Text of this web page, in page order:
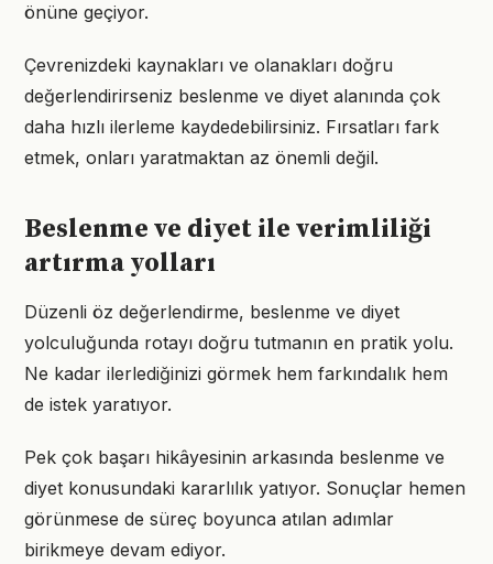
önüne geçiyor.
Çevrenizdeki kaynakları ve olanakları doğru
değerlendirirseniz beslenme ve diyet alanında çok
daha hızlı ilerleme kaydedebilirsiniz. Fırsatları fark
etmek, onları yaratmaktan az önemli değil.
Beslenme ve diyet ile verimliliği
artırma yolları
Düzenli öz değerlendirme, beslenme ve diyet
yolculuğunda rotayı doğru tutmanın en pratik yolu.
Ne kadar ilerlediğinizi görmek hem farkındalık hem
de istek yaratıyor.
Pek çok başarı hikâyesinin arkasında beslenme ve
diyet konusundaki kararlılık yatıyor. Sonuçlar hemen
görünmese de süreç boyunca atılan adımlar
birikmeye devam ediyor.